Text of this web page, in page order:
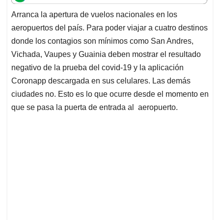
t
s
A
p
p
e
b
o
o
k
k
e
d
I
n
i
l
e
a
d
s
Arranca la apertura de vuelos nacionales en los
aeropuertos del país. Para poder viajar a cuatro destinos
donde los contagios son mínimos como San Andres,
Vichada, Vaupes y Guainia deben mostrar el resultado
negativo de la prueba del covid-19 y la aplicación
Coronapp descargada en sus celulares. Las demás
ciudades no. Esto es lo que ocurre desde el momento en
que se pasa la puerta de entrada al aeropuerto.